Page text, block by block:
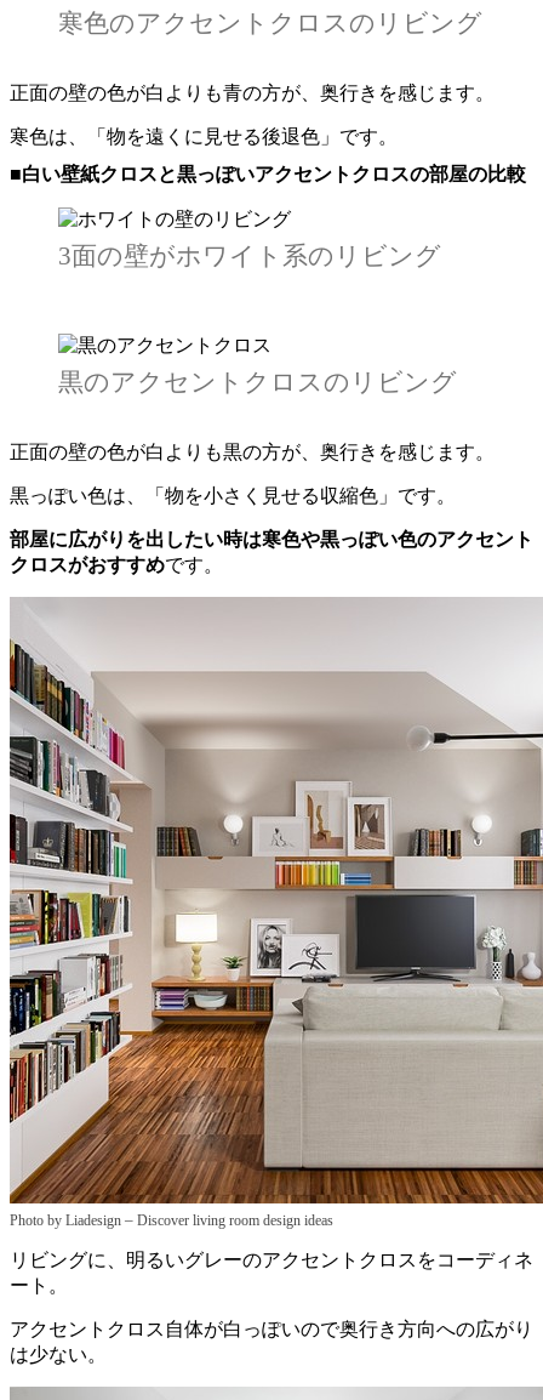
寒色のアクセントクロスのリビング
正面の壁の色が白よりも青の方が、奥行きを感じます。
寒色は、「物を遠くに見せる後退色」です。
■白い壁紙クロスと黒っぽいアクセントクロスの部屋の比較
3面の壁がホワイト系のリビング
黒のアクセントクロスのリビング
正面の壁の色が白よりも黒の方が、奥行きを感じます。
黒っぽい色は、「物を小さく見せる収縮色」です。
部屋に広がりを出したい時は寒色や黒っぽい色のアクセント
クロスがおすすめです。
Photo by Liadesign – Discover living room design ideas
リビングに、明るいグレーのアクセントクロスをコーディネ
ート。
アクセントクロス自体が白っぽいので奥行き方向への広がり
は少ない。